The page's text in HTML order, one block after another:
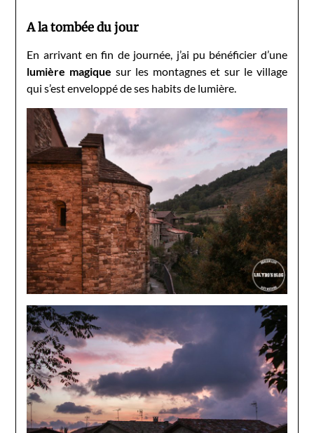
A la tombée du jour
En arrivant en fin de journée, j’ai pu bénéficier d’une
lumière magique sur les montagnes et sur le village
qui s’est enveloppé de ses habits de lumière.